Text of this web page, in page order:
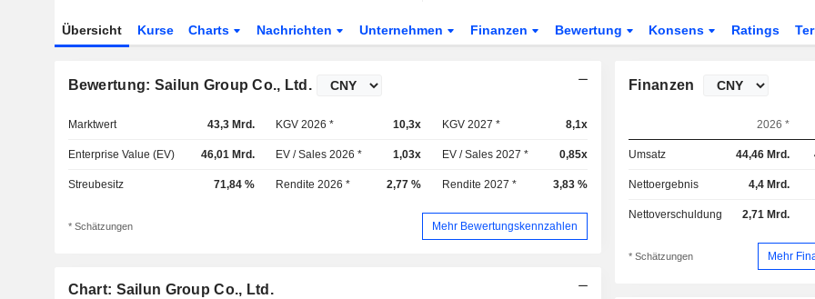
Übersicht Kurse Charts Nachrichten Unternehmen Finanzen Bewertung Konsens Ratings
Bewertung: Sailun Group Co., Ltd.
Marktwert 43,3 Mrd. KGV 2026 * 10,3x KGV 2027 * 8,1x
Enterprise Value (EV) 46,01 Mrd. EV / Sales 2026 * 1,03x EV / Sales 2027 * 0,85x
Streubesitz 71,84 % Rendite 2026 * 2,77 % Rendite 2027 * 3,83 %
* Schätzungen Mehr Bewertungskennzahlen
Chart: Sailun Group Co., Ltd.
Finanzen
2026 *
Umsatz 44,46 Mrd.
Nettoergebnis 4,4 Mrd.
Nettoverschuldung 2,71 Mrd.
* Schätzungen Mehr